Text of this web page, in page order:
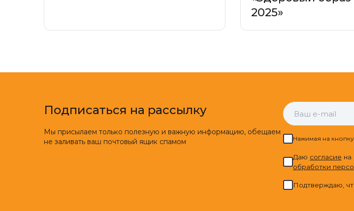
2025»
Подписаться на рассылку
Мы присылаем только полезную и важную информацию, обещаем
не заливать ваш почтовый ящик спамом
Нажимая на
Даю cогласие на
обработки
Подтверждаю,